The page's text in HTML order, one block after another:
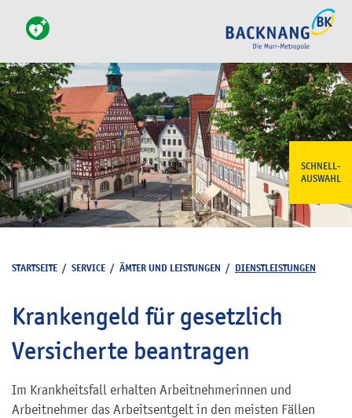
SCHNELL-
AUSWAHL
STARTSEITE / SERVICE / ÄMTER UND LEISTUNGEN / DIENSTLEISTUNGEN
Krankengeld für gesetzlich
Versicherte beantragen
Im Krankheitsfall erhalten Arbeitnehmerinnen und
Arbeitnehmer das Arbeitsentgelt in den meisten Fällen